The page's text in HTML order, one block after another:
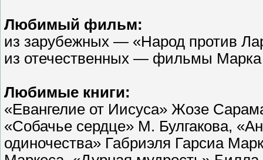
Любимый фильм:
из зарубежных — «Народ против
из отечественных — фильмы Марка
Любимые книги:
«Евангелие от Иисуса» Жозе
«Собачье сердце» М. Булгакова,
одиночества» Габриэля Гарсиа